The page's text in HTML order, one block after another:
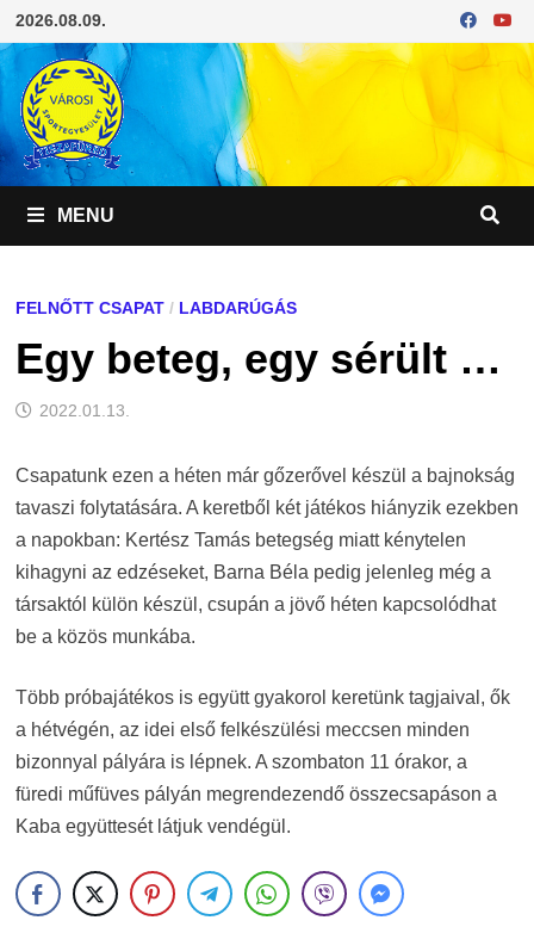
Skip
to
content
2026.08.09.
MENU
FELNŐTT CSAPAT/ LABDARÚGÁS
Egy beteg, egy sérült …
2022.01.13.
Csapatunk ezen a héten már gőzerővel készül a bajnokság
tavaszi folytatására. A keretből két játékos hiányzik ezekben
a napokban: Kertész Tamás betegség miatt kénytelen
kihagyni az edzéseket, Barna Béla pedig jelenleg még a
társaktól külön készül, csupán a jövő héten kapcsolódhat
be a közös munkába.
Több próbajátékos is együtt gyakorol keretünk tagjaival, ők
a hétvégén, az idei első felkészülési meccsen minden
bizonnyal pályára is lépnek. A szombaton 11 órakor, a
füredi műfüves pályán megrendezendő összecsapáson a
Kaba együttesét látjuk vendégül.